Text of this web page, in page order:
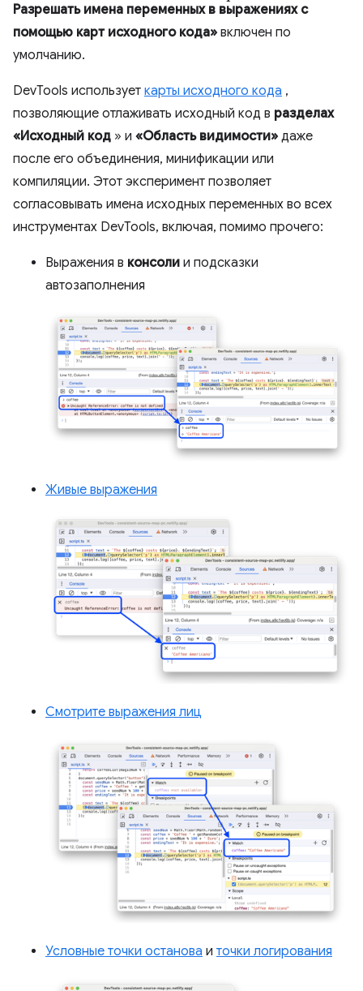
Разрешать имена переменных в выражениях с
помощью карт исходного кода» включен по
умолчанию.
DevTools использует карты исходного кода ,
позволяющие отлаживать исходный код в разделах
«Исходный код » и «Область видимости» даже
после его объединения, минификации или
компиляции. Этот эксперимент позволяет
согласовывать имена исходных переменных во всех
инструментах DevTools, включая, помимо прочего:
Выражения в консоли и подсказки
автозаполнения
Живые выражения
Смотрите выражения лиц
Условные точки останова и точки логирования